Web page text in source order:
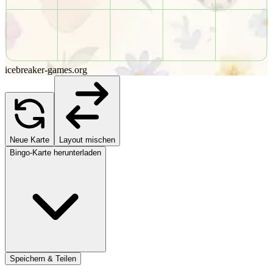
icebreaker-games.org
Neue Karte
Layout mischen
Bingo-Karte herunterladen
Speichern & Teilen